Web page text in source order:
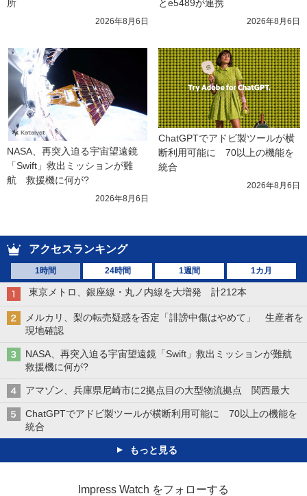
所
2026年8月6日
とe5489が連携
2026年8月6日
NASA、再突入迫る宇宙望遠鏡
「Swift」救出ミッションが難
航　救援機に何が?
2026年8月6日
ChatGPTでアドビ製ツールが横
断利用可能に　70以上の機能を
統合
2026年8月6日
アクセスランキング
1時間 24時間 1週間 1カ月
東京メトロ、銀座線・丸ノ内線を大増発 計212本
メルカリ、梨の転売疑惑を否定「誹謗中傷はやめて」 生産者を
現地確認
NASA、再突入迫る宇宙望遠鏡「Swift」救出ミッションが難航
救援機に何が?
アマゾン、兵庫県尼崎市に2拠点目の大型物流拠点 関西最大
ChatGPTでアドビ製ツールが横断利用可能に 70以上の機能を
統合
もっと見る
Impress Watch をフォローする